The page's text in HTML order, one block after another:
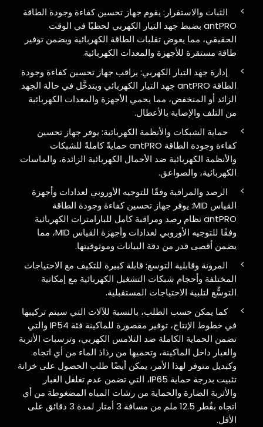
الثبات والاستقرار: يقوم جهاز تحسين كفاءة وجودة الطاقة
antPRO بضبط جهد التيار الكهربي لحظيًا في الوقت
الحقيقي، مما يعوض تقلبات الطاقة الكهربائية ويضمن توفير
طاقة مستقرة للأجهزة والمعدات الكهربائية.
إدارة جهد التيار الكهربي: يراقب جهاز تحسين كفاءة وجودة
الطاقة antPRO جهد التيار الكهربائي ويتدخَّل في حالة الجهد
الزائد أو المنخفض، مما يحمي الأجهزة والمعدات الكهربائية
من التلف والإصابة بالأعطال.
حماية الشبكات والأنظمة الكهربائية: يوفر جهاز تحسين
كفاءة وجودة الطاقة antPRO حمايةً كاملةً للشبكات
والأنظمة الكهربائية ضد الأحمال الكهربائية الزائدة، والماسات
الكهربائية، والصواعق.
الرصد والمراقبة وفقًا للتوجيه الأوروبي لعدادات وأجهزة
القياس MID: يوفر جهاز تحسين كفاءة وجودة الطاقة
antPRO نظام رصد ومراقبة كامل للبارامترات الكهربائية
وفقًا للتوجيه الأوروبي لعدادات وأجهزة القياس MID، مما
يضمن أقصى قدر من دقة البيانات وموثوقيتها.
المرونة وقابلية التوسع: قابلة كبيرة للتكيف مع الاحتياجات
المختلفة وأحجام شبكات التشغيل الكهربائية مع إمكانية
التوسُّع لتلبية الاحتياجات المستقبلية.
كما يمكن حسب الطلب، بالنسبة للآلات التي سيتم تركيبها
في خطوط الإنتاج، توفير مقصورة للماكينة فئة IP54 والتي
تضمن الحماية الكاملة ضد التلامس الكهربي، وترسبات الأتربة
والغبار داخل الماكينة، وتحميها من رذاذ الماء من أي اتجاه.
وكبديل متوفر لهذا الأمر، يمكن أيضًا طلب الحصول على خزانة
تثبيت بدرجة حماية IP65، التي تضمن عدم تغلغل الغبار
والأتربة الضارة والحماية من رشات المياه المضغوطة من أي
اتجاه بقُطر 12.5 ملم من مسافة 3 أمتار لمدة 3 دقائق على
الأقل.